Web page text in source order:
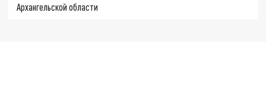
Архангельской области